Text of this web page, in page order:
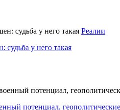
Реалии
судьба у него такая
потенциал,